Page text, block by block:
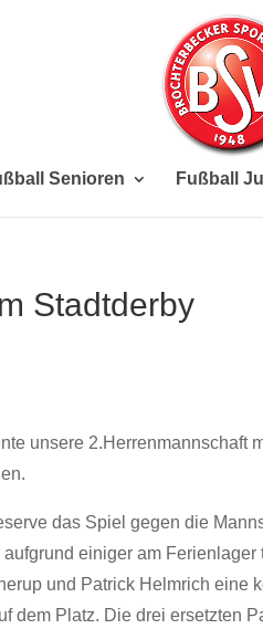
Senioren Fußball
Stadtderby
unsere 2.Herrenmannschaft
das Spiel gegen die
einiger am
und Patrick Helmrich eine
dem Platz. Die drei ersetzten